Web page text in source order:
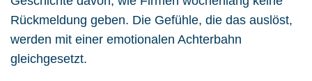
Rückmeldung geben. Die Gefühle, die das auslöst,
werden mit einer emotionalen Achterbahn
gleichgesetzt.